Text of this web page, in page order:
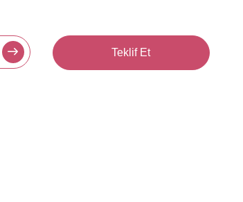
Teklif Et